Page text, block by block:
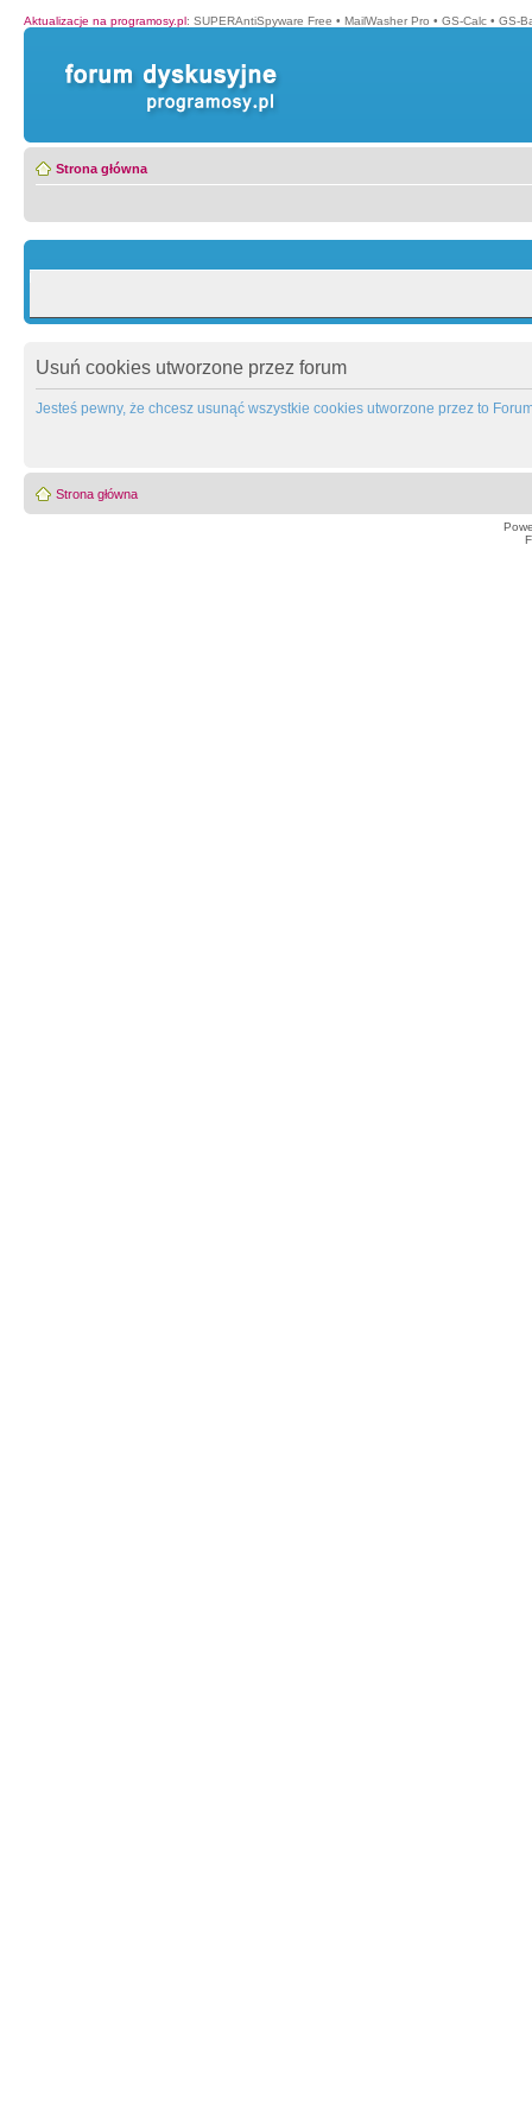
Aktualizacje na programosy.pl: SUPERAntiSpyware Free • MailWasher Pro • GS-Calc • GS-
Strona główna
Usuń cookies utworzone przez forum
Jesteś pewny, że chcesz usunąć wszystkie cookies utworzone przez to
Strona główna